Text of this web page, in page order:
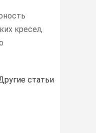
кресел,
статьи